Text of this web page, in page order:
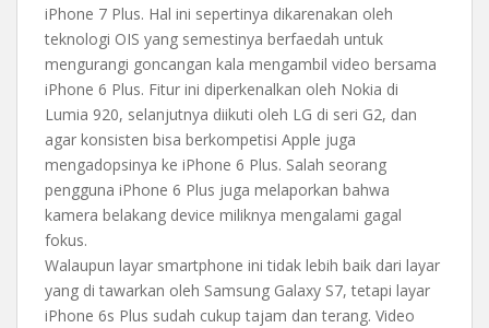
iPhone 7 Plus. Hal ini sepertinya dikarenakan oleh
teknologi OIS yang semestinya berfaedah untuk
mengurangi goncangan kala mengambil video bersama
iPhone 6 Plus. Fitur ini diperkenalkan oleh Nokia di
Lumia 920, selanjutnya diikuti oleh LG di seri G2, dan
agar konsisten bisa berkompetisi Apple juga
mengadopsinya ke iPhone 6 Plus. Salah seorang
pengguna iPhone 6 Plus juga melaporkan bahwa
kamera belakang device miliknya mengalami gagal
fokus.
Walaupun layar smartphone ini tidak lebih baik dari layar
yang di tawarkan oleh Samsung Galaxy S7, tetapi layar
iPhone 6s Plus sudah cukup tajam dan terang. Video